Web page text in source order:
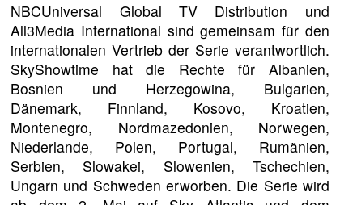
NBCUniversal Global TV Distribution und
All3Media International sind gemeinsam für den
internationalen Vertrieb der Serie verantwortlich.
SkyShowtime hat die Rechte für Albanien,
Bosnien und Herzegowina, Bulgarien,
Dänemark, Finnland, Kosovo, Kroatien,
Montenegro, Nordmazedonien, Norwegen,
Niederlande, Polen, Portugal, Rumänien,
Serbien, Slowakei, Slowenien, Tschechien,
Ungarn und Schweden erworben. Die Serie wird